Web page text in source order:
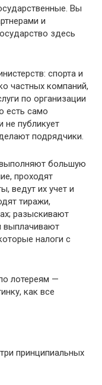
Вы
и
здесь
спорта и
частных компаний,
по организации
есть само
не публикует
подрядчики.
большую
проходят
ведут их учет и
тиражи,
разыскивают
выплачивают
налоги с
лотереям —
как все
принципиальных